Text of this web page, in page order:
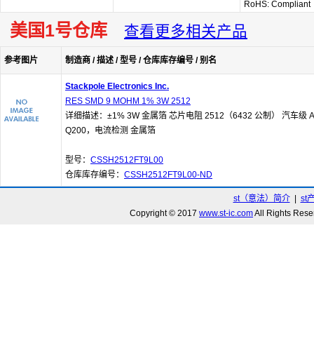
RoHS: Compliant
美国1号仓库 查看更多相关产品
参考图片 制造商 / 描述 / 型号 / 仓库库存编号 / 别名
Stackpole Electronics Inc.
RES SMD 9 MOHM 1% 3W 2512
详细描述：±1% 3W 金属箔 芯片电阻 2512（6432 公制） 汽车级
Q200，电流检测 金属箔
型号： CSSH2512FT9L00
仓库库存编号： CSSH2512FT9L00-ND
st（意法）简介| st
Copyright © 2017 www.st-ic.comAll Rights